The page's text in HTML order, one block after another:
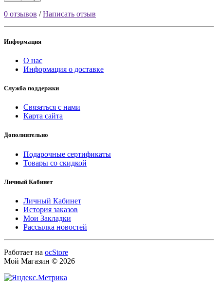
0 отзывов /Написать отзыв
Информация
О нас
Информация о доставке
Служба поддержки
Связаться с нами
Карта сайта
Дополнительно
Подарочные сертификаты
Товары со скидкой
Личный Кабинет
Личный Кабинет
История заказов
Мои Закладки
Рассылка новостей
Работает на ocStore
Мой Магазин © 2026